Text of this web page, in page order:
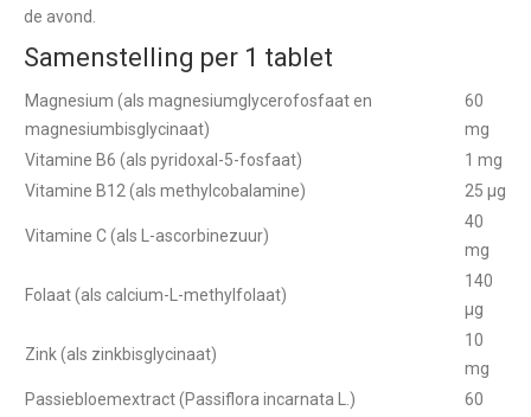
de avond.
Samenstelling per 1 tablet
Magnesium (als magnesiumglycerofosfaat en
magnesiumbisglycinaat)
60
mg
Vitamine B6 (als pyridoxal-5-fosfaat)
1 mg
Vitamine B12 (als methylcobalamine)
25 µg
Vitamine C (als L-ascorbinezuur)
40
mg
Folaat (als calcium-L-methylfolaat)
140
µg
Zink (als zinkbisglycinaat)
10
mg
Passiebloemextract (Passiflora incarnata L.)
60